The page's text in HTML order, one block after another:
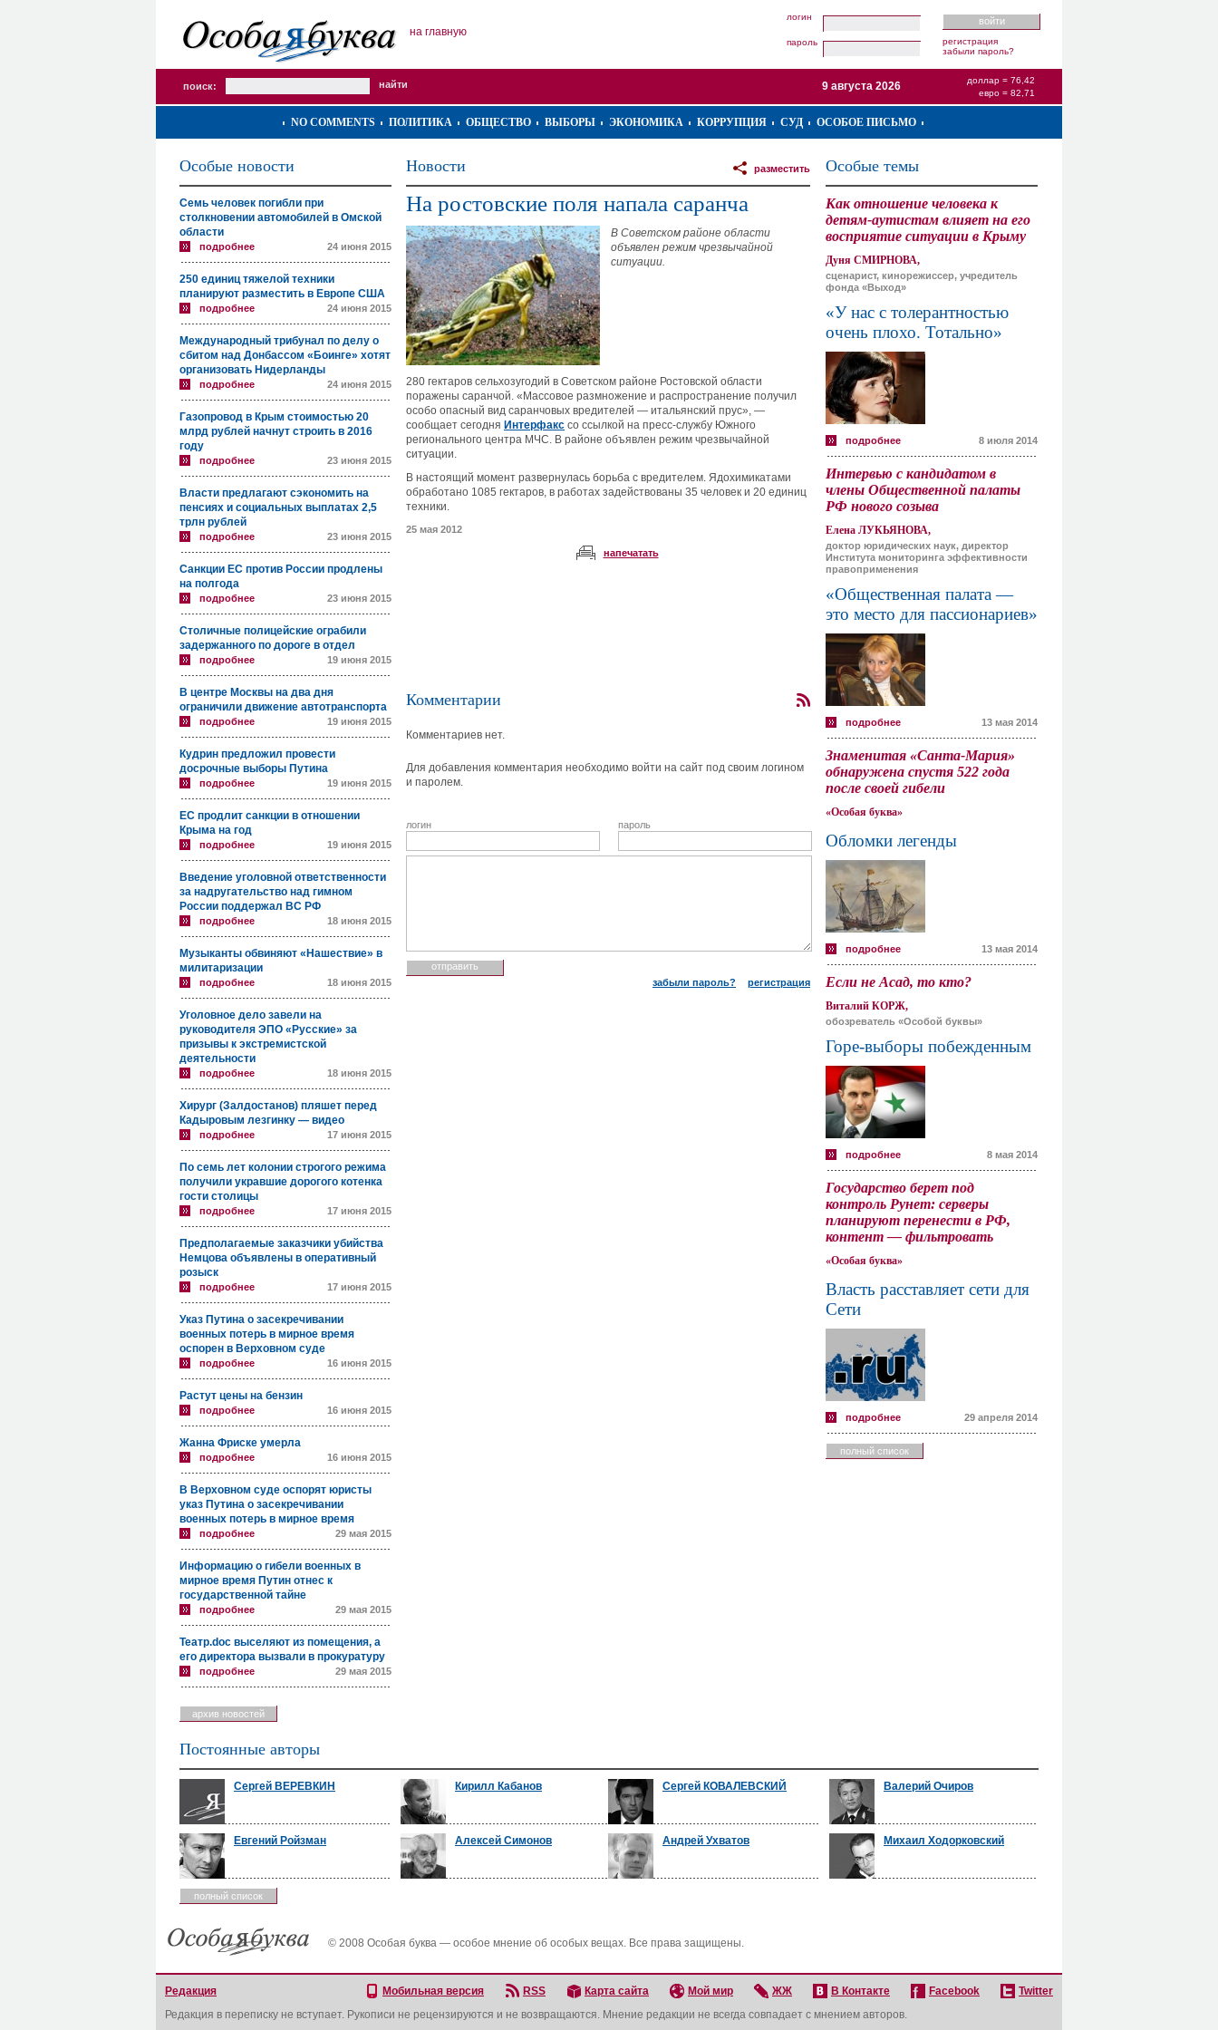
на главную
логин
пароль
регистрация
забыли пароль?
поиск:
доллар = 76,42
евро = 82,71
9 августа 2026
NO COMMENTS ПОЛИТИКА ОБЩЕСТВО ВЫБОРЫ ЭКОНОМИКА КОРРУПЦИЯ СУД ОСОБОЕ ПИСЬМО
Особые новости
Семь человек погибли при
столкновении автомобилей в Омской
области
подробнее 24 июня 2015
250 единиц тяжелой техники
планируют разместить в Европе США
подробнее 24 июня 2015
Международный трибунал по делу о
сбитом над Донбассом «Боинге» хотят
организовать Нидерланды
подробнее 24 июня 2015
Газопровод в Крым стоимостью 20
млрд рублей начнут строить в 2016
году
подробнее 23 июня 2015
Власти предлагают сэкономить на
пенсиях и социальных выплатах 2,5
трлн рублей
подробнее 23 июня 2015
Санкции ЕС против России продлены
на полгода
подробнее 23 июня 2015
Столичные полицейские ограбили
задержанного по дороге в отдел
подробнее 19 июня 2015
В центре Москвы на два дня
ограничили движение автотранспорта
подробнее 19 июня 2015
Кудрин предложил провести
досрочные выборы Путина
подробнее 19 июня 2015
ЕС продлит санкции в отношении
Крыма на год
подробнее 19 июня 2015
Введение уголовной ответственности
за надругательство над гимном
России поддержал ВС РФ
подробнее 18 июня 2015
Музыканты обвиняют «Нашествие» в
милитаризации
подробнее 18 июня 2015
Уголовное дело завели на
руководителя ЭПО «Русские» за
призывы к экстремистской
деятельности
подробнее 18 июня 2015
Хирург (Залдостанов) пляшет перед
Кадыровым лезгинку — видео
подробнее 17 июня 2015
По семь лет колонии строгого режима
получили укравшие дорогого котенка
гости столицы
подробнее 17 июня 2015
Предполагаемые заказчики убийства
Немцова объявлены в оперативный
розыск
подробнее 17 июня 2015
Указ Путина о засекречивании
военных потерь в мирное время
оспорен в Верховном суде
подробнее 16 июня 2015
Растут цены на бензин
подробнее 16 июня 2015
Жанна Фриске умерла
подробнее 16 июня 2015
В Верховном суде оспорят юристы
указ Путина о засекречивании
военных потерь в мирное время
подробнее 29 мая 2015
Информацию о гибели военных в
мирное время Путин отнес к
государственной тайне
подробнее 29 мая 2015
Театр.doc выселяют из помещения, а
его директора вызвали в прокуратуру
подробнее 29 мая 2015
архив новостей
Новости разместить
На ростовские поля напала саранча
В Советском районе области
объявлен режим чрезвычайной
ситуации.
280 гектаров сельхозугодий в Советском районе Ростовской области
поражены саранчой. «Массовое размножение и распространение получил
особо опасный вид саранчовых вредителей — итальянский прус», —
сообщает сегодня Интерфакс со ссылкой на пресс-службу Южного
регионального центра МЧС. В районе объявлен режим чрезвычайной
ситуации.
В настоящий момент развернулась борьба с вредителем. Ядохимикатами
обработано 1085 гектаров, в работах задействованы 35 человек и 20 единиц
техники.
25 мая 2012
напечатать
Комментарии
Комментариев нет.
Для добавления комментария необходимо войти на сайт под своим логином
и паролем.
логин пароль
забыли пароль? регистрация
Особые темы
Как отношение человека к
детям-аутистам влияет на его
восприятие ситуации в Крыму
Дуня СМИРНОВА,
сценарист, кинорежиссер, учредитель
фонда «Выход»
«У нас с толерантностью
очень плохо. Тотально»
подробнее 8 июля 2014
Интервью с кандидатом в
члены Общественной палаты
РФ нового созыва
Елена ЛУКЬЯНОВА,
доктор юридических наук, директор
Института мониторинга эффективности
правоприменения
«Общественная палата —
это место для пассионариев»
подробнее 13 мая 2014
Знаменитая «Санта-Мария»
обнаружена спустя 522 года
после своей гибели
«Особая буква»
Обломки легенды
подробнее 13 мая 2014
Если не Асад, то кто?
Виталий КОРЖ,
обозреватель «Особой буквы»
Горе-выборы побежденным
подробнее 8 мая 2014
Государство берет под
контроль Рунет: серверы
планируют перенести в РФ,
контент — фильтровать
«Особая буква»
Власть расставляет сети для
Сети
подробнее 29 апреля 2014
полный список
Постоянные авторы
Сергей ВЕРЕВКИН Кирилл Кабанов Сергей КОВАЛЕВСКИЙ Валерий Очиров
Евгений Ройзман Алексей Симонов Андрей Ухватов Михаил Ходорковский
полный список
© 2008 Особая буква — особое мнение об особых вещах. Все права защищены.
Редакция Мобильная версия RSS Карта сайта Мой мир ЖЖ В Контакте Facebook
Twitter
Редакция в переписку не вступает. Рукописи не рецензируются и не возвращаются. Мнение редакции не всегда совпадает с мнением авторов.